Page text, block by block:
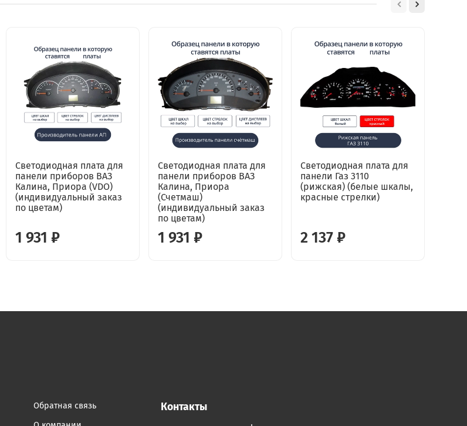
Светодиодная плата для
панели приборов ВАЗ
Калина, Приора (VDO)
(индивидуальный заказ
по цветам)
1 931 ₽
Светодиодная плата для
панели приборов ВАЗ
Калина, Приора
(Счетмаш)
(индивидуальный заказ
по цветам)
1 931 ₽
Светодиодная плата для
панели Газ 3110
(рижская) (белые шкалы,
красные стрелки)
2 137 ₽
Обратная связь
Контакты